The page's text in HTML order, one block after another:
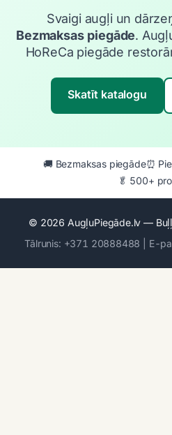
Svaigi augļi un
Bezmaksas piegāde.
HoReCa piegāde
Skatīt katalogu
🚚 Bezmaksas piegāde⏰
🥬 500+
© 2026 AugļuPiegāde.lv —
Tālrunis: +371 20888488 | E-